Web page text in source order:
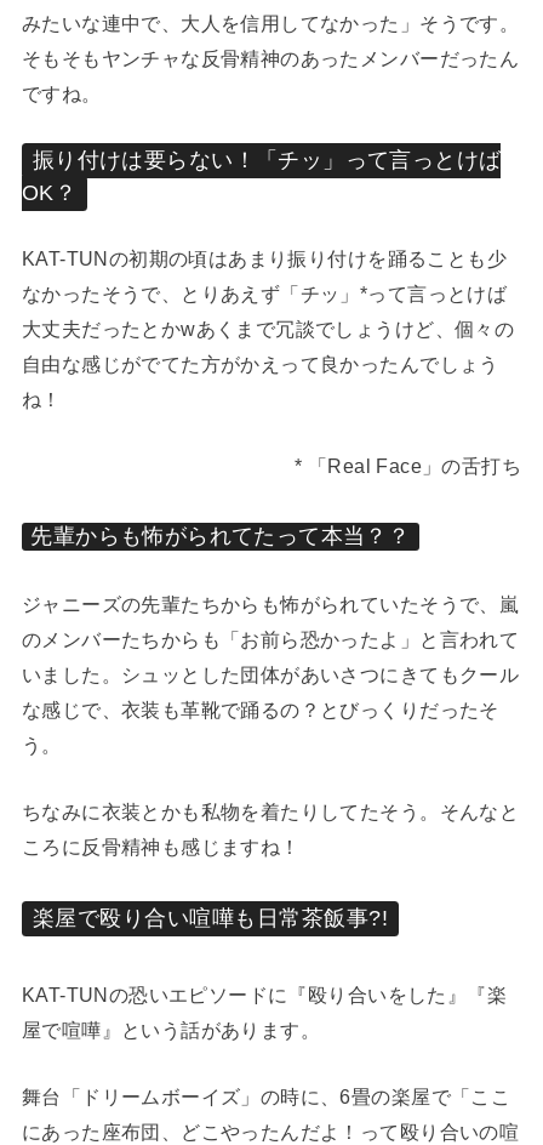
みたいな連中で、大人を信用してなかった」そうです。
そもそもヤンチャな反骨精神のあったメンバーだったん
ですね。
振り付けは要らない！「チッ」って言っとけば
OK？
KAT-TUNの初期の頃はあまり振り付けを踊ることも少
なかったそうで、とりあえず「チッ」*って言っとけば
大丈夫だったとかwあくまで冗談でしょうけど、個々の
自由な感じがでてた方がかえって良かったんでしょう
ね！
* 「Real Face」の舌打ち
先輩からも怖がられてたって本当？？
ジャニーズの先輩たちからも怖がられていたそうで、嵐
のメンバーたちからも「お前ら恐かったよ」と言われて
いました。シュッとした団体があいさつにきてもクール
な感じで、衣装も革靴で踊るの？とびっくりだったそ
う。
ちなみに衣装とかも私物を着たりしてたそう。そんなと
ころに反骨精神も感じますね！
楽屋で殴り合い喧嘩も日常茶飯事?!
KAT-TUNの恐いエピソードに『殴り合いをした』『楽
屋で喧嘩』という話があります。
舞台「ドリームボーイズ」の時に、6畳の楽屋で「ここ
にあった座布団、どこやったんだよ！って殴り合いの喧